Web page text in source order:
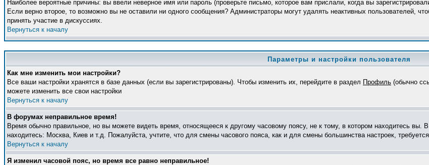
Наиболее вероятные причины: вы ввели неверное имя или пароль (проверьте письмо, которое вам прислали, когда вы
Если верно второе, то возможно вы не оставили ни одного сообщения? Администраторы могут удалять неактивных пользователей,
принять участие в дискуссиях.
Вернуться к началу
Параметры и настройки пользователя
Как мне изменить мои настройки?
Все ваши настройки хранятся в базе данных (если вы зарегистрированы). Чтобы изменить их, перейдите в раздел Профиль (обычно
можете изменить все свои настройки
Вернуться к началу
В форумах неправильное время!
Время обычно правильное, но вы можете видеть время, относящееся к другому часовому поясу, не к тому, в котором находитесь вы.
находитесь: Москва, Киев и т.д. Пожалуйста, учтите, что для смены часового пояса, как и для смены большинства настроек,
Вернуться к началу
Я изменил часовой пояс, но время все равно неправильное!